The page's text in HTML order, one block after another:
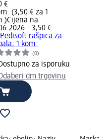
€
(3,50 € za 1
Cijena na
3,50 €
Pedisoft rašpica za
1 kom.
(0)
za isporuku
dm trgovinu